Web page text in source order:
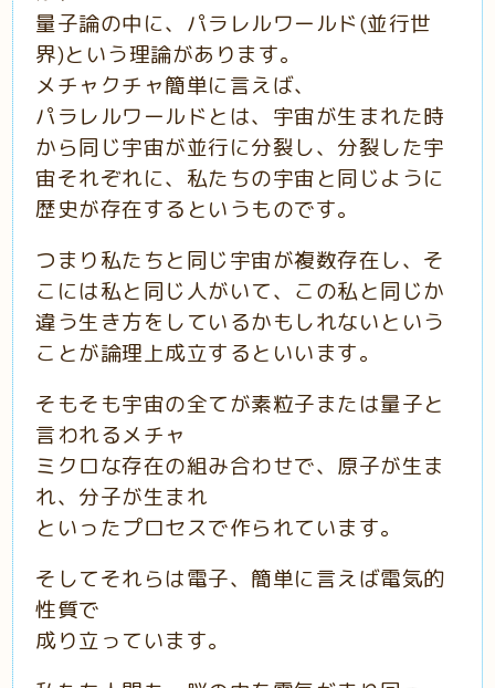
量子論の中に、パラレルワールド(並行世
界)という理論があります。
メチャクチャ簡単に言えば、
パラレルワールドとは、宇宙が生まれた時
から同じ宇宙が並行に分裂し、分裂した宇
宙それぞれに、私たちの宇宙と同じように
歴史が存在するというものです。
つまり私たちと同じ宇宙が複数存在し、そ
こには私と同じ人がいて、この私と同じか
違う生き方をしているかもしれないという
ことが論理上成立するといいます。
そもそも宇宙の全てが素粒子または量子と
言われるメチャ
ミクロな存在の組み合わせで、原子が生ま
れ、分子が生まれ
といったプロセスで作られています。
そしてそれらは電子、簡単に言えば電気的
性質で
成り立っています。